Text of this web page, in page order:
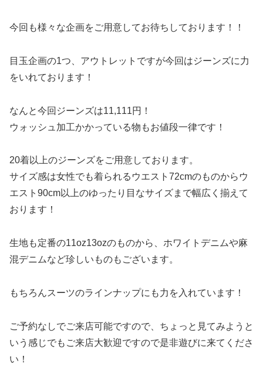
今回も様々な企画をご用意してお待ちしております！！
目玉企画の1つ、アウトレットですが今回はジーンズに力
をいれております！
なんと今回ジーンズは11,111円！
ウォッシュ加工かかっている物もお値段一律です！
20着以上のジーンズをご用意しております。
サイズ感は女性でも着られるウエスト72cmのものからウ
エスト90cm以上のゆったり目なサイズまで幅広く揃えて
おります！
生地も定番の11oz13ozのものから、ホワイトデニムや麻
混デニムなど珍しいものもございます。
もちろんスーツのラインナップにも力を入れています！
ご予約なしでご来店可能ですので、ちょっと見てみようと
いう感じでもご来店大歓迎ですので是非遊びに来てくださ
い！